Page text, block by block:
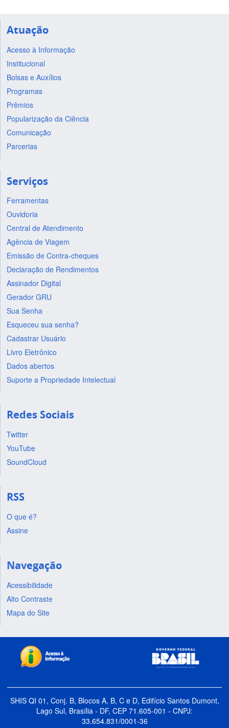
Atuação
Acesso à Informação
Institucional
Bolsas e Auxílios
Programas
Prêmios
Popularização da Ciência
Comunicação
Parcerias
Serviços
Ferramentas
Ouvidoria
Central de Atendimento
Agência de Viagem
Emissão de Contra-cheques
Declaração de Rendimentos
Assinador Digital
Gerador GRU
Sua Senha
Esqueceu sua senha?
Cadastrar Usuário
Livro Eletrônico
Dados abertos
Suporte a Propriedade Intelectual
Redes Sociais
Twitter
YouTube
SoundCloud
RSS
O que é?
Assine
Navegação
Acessibilidade
Alto Contraste
Mapa do Site
SHIS QI 01, Conj. B, Blocos A, B, C e D, Edifício Santos Dumont,
Lago Sul, Brasília - DF, CEP 71.605-001 - CNPJ:
33.654.831/0001-36